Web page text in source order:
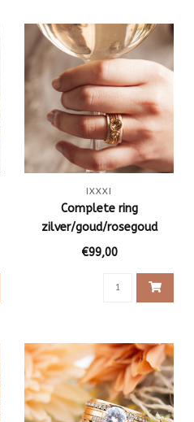
IXXXI
Complete ring
zilver/goud/rosegoud
€99,00